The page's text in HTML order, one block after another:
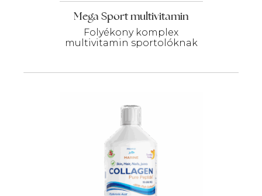
Mega Sport multivitamin
Folyékony komplex
multivitamin sportolóknak